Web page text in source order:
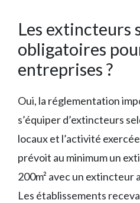
Les extincteurs
obligatoires
entreprises ?
Oui, la réglementation
s’équiper d’extincteurs
locaux et l’activité
prévoit au minimum un
200m² avec un extincteur
Les établissements